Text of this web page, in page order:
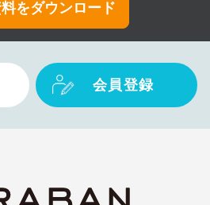
をダウンロード
会員登録